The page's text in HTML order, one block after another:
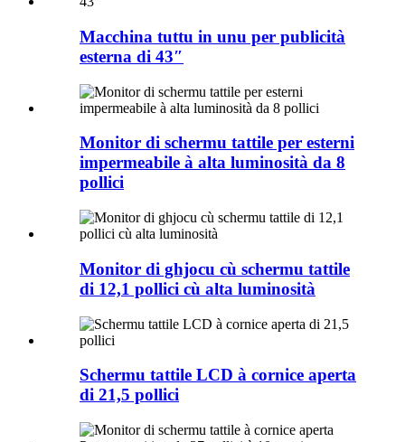
Macchina tuttu in unu per publicità
esterna di 43″
Monitor di schermu tattile per esterni
impermeabile à alta luminosità da 8
pollici
Monitor di ghjocu cù schermu tattile
di 12,1 pollici cù alta luminosità
Schermu tattile LCD à cornice aperta
di 21,5 pollici